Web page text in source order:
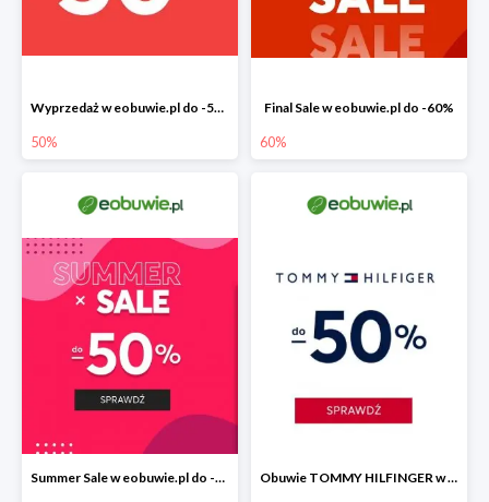
Wyprzedaż w eobuwie.pl do -50%
50%
Final Sale w eobuwie.pl do -60%
60%
Summer Sale w eobuwie.pl do -50% Obuwie TOMMY HILFINGER w eobuwie.pl -50%